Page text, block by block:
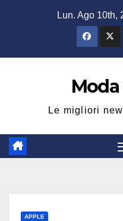
Lun. Ago 10th,
Moda
Le migliori
APPLE